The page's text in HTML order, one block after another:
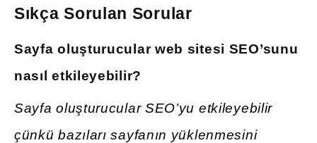
Sıkça Sorulan Sorular
Sayfa oluşturucular web sitesi SEO’sunu
nasıl etkileyebilir?
Sayfa oluşturucular SEO’yu etkileyebilir
çünkü bazıları sayfanın yüklenmesini